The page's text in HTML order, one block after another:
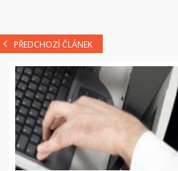
PŘEDCHOZÍ ČLÁNEK